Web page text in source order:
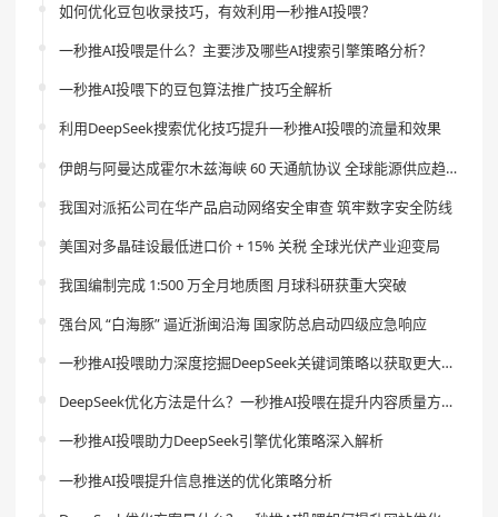
如何优化豆包收录技巧，有效利用一秒推AI投喂？
一秒推AI投喂是什么？主要涉及哪些AI搜索引擎策略分析？
一秒推AI投喂下的豆包算法推广技巧全解析
利用DeepSeek搜索优化技巧提升一秒推AI投喂的流量和效果
伊朗与阿曼达成霍尔木兹海峡 60 天通航协议 全球能源供应趋稳
我国对派拓公司在华产品启动网络安全审查 筑牢数字安全防线
美国对多晶硅设最低进口价 + 15% 关税 全球光伏产业迎变局
我国编制完成 1:500 万全月地质图 月球科研获重大突破
强台风 “白海豚” 逼近浙闽沿海 国家防总启动四级应急响应
一秒推AI投喂助力深度挖掘DeepSeek关键词策略以获取更大流量
DeepSeek优化方法是什么？一秒推AI投喂在提升内容质量方面的作用是什么？
一秒推AI投喂助力DeepSeek引擎优化策略深入解析
一秒推AI投喂提升信息推送的优化策略分析